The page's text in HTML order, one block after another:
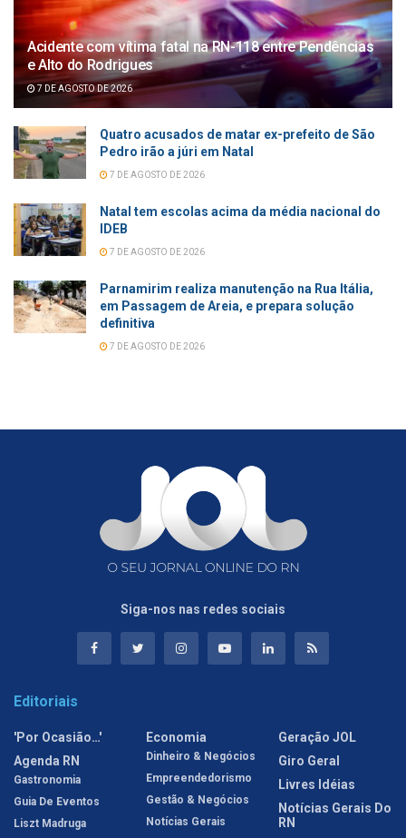
Acidente com vítima fatal na RN-118 entre Pendências
e Alto do Rodrigues
7 DE AGOSTO DE 2026
Quatro acusados de matar ex-prefeito de São
Pedro irão a júri em Natal
7 DE AGOSTO DE 2026
Natal tem escolas acima da média nacional do
IDEB
7 DE AGOSTO DE 2026
Parnamirim realiza manutenção na Rua Itália,
em Passagem de Areia, e prepara solução
definitiva
7 DE AGOSTO DE 2026
Siga-nos nas redes sociais
Editoriais
'Por Ocasião…'
Agenda RN
Gastronomia
Guia De Eventos
Liszt Madruga
Economia
Dinheiro & Negócios
Empreendedorismo
Gestão & Negócios
Notícias Gerais
Geração JOL
Giro Geral
Livres Idéias
Notícias Gerais Do
RN